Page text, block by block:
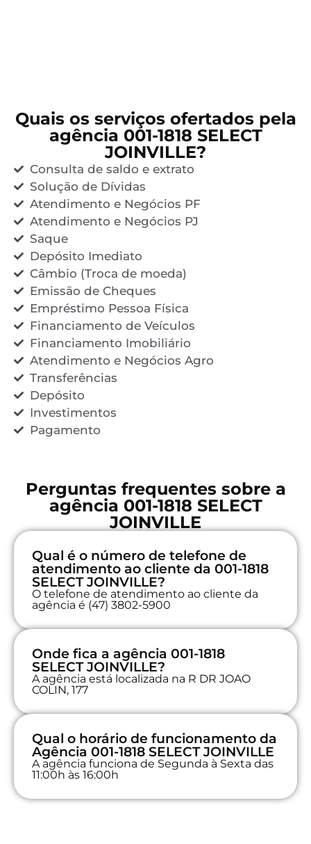
Quais os serviços ofertados pela
agência 001-1818 SELECT
JOINVILLE?
Consulta de saldo e extrato
Solução de Dívidas
Atendimento e Negócios PF
Atendimento e Negócios PJ
Saque
Depósito Imediato
Câmbio (Troca de moeda)
Emissão de Cheques
Empréstimo Pessoa Física
Financiamento de Veículos
Financiamento Imobiliário
Atendimento e Negócios Agro
Transferências
Depósito
Investimentos
Pagamento
Perguntas frequentes sobre a
agência 001-1818 SELECT
JOINVILLE
Qual é o número de telefone de
atendimento ao cliente da 001-1818
SELECT JOINVILLE?
O telefone de atendimento ao cliente da
agência é (47) 3802-5900
Onde fica a agência 001-1818
SELECT JOINVILLE?
A agência está localizada na R DR JOAO
COLIN, 177
Qual o horário de funcionamento da
Agência 001-1818 SELECT JOINVILLE
A agência funciona de Segunda à Sexta das
11:00h às 16:00h